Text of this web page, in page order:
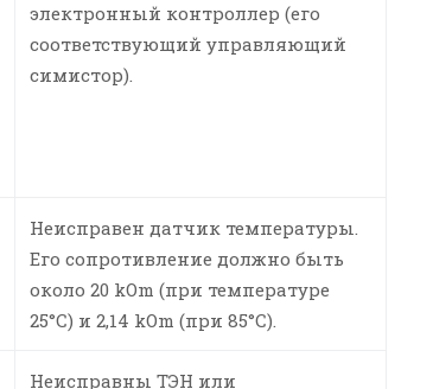
электронный контроллер (его
соответствующий управляющий
симистор).
Неисправен датчик температуры.
Его сопротивление должно быть
около 20 kOm (при температуре
25°С) и 2,14 kOm (при 85°С).
Неисправны ТЭН или